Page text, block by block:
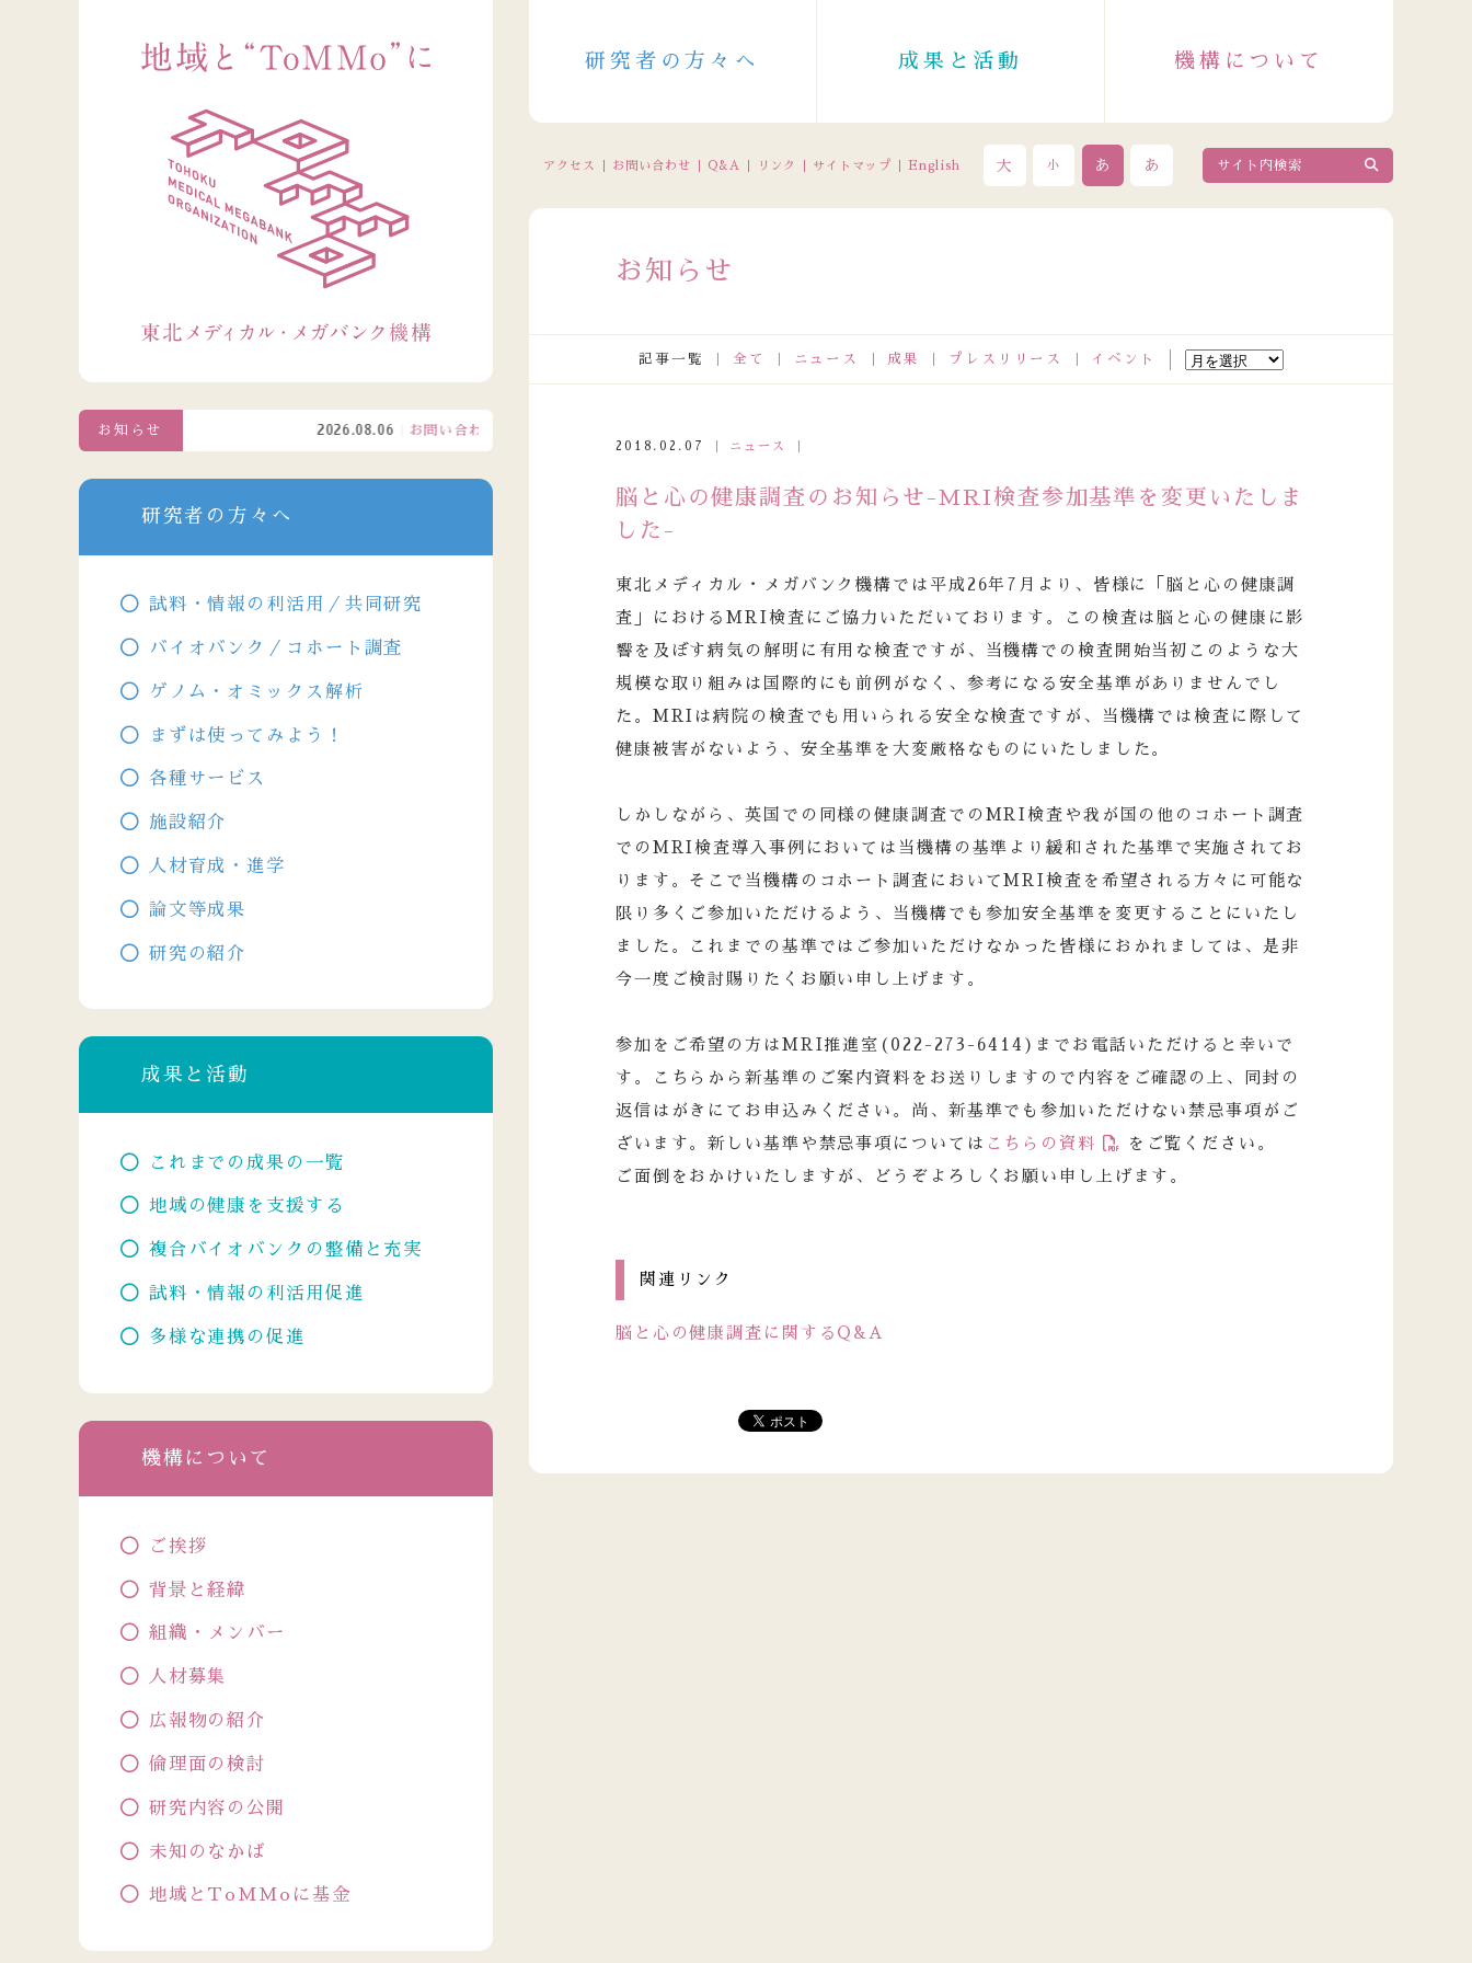
研究者の方々へ 成果と活動 機構について
アクセス お問い合わせ Q&A リンク サイトマップ English 大 小 あ あ
お知らせ
記事一覧 全て ニュース 成果 プレスリリース イベント
2018.02.07 ニュース
脳と心の健康調査のお知らせ-MRI検査参加基準を変更いたしま
した-
東北メディカル・メガバンク機構では平成26年7月より、皆様に「脳と心の健康調
査」におけるMRI検査にご協力いただいております。この検査は脳と心の健康に影
響を及ぼす病気の解明に有用な検査ですが、当機構での検査開始当初このような大
規模な取り組みは国際的にも前例がなく、参考になる安全基準がありませんでし
た。MRIは病院の検査でも用いられる安全な検査ですが、当機構では検査に際して
健康被害がないよう、安全基準を大変厳格なものにいたしました。
しかしながら、英国での同様の健康調査でのMRI検査や我が国の他のコホート調査
でのMRI検査導入事例においては当機構の基準より緩和された基準で実施されてお
ります。そこで当機構のコホート調査においてMRI検査を希望される方々に可能な
限り多くご参加いただけるよう、当機構でも参加安全基準を変更することにいたし
ました。これまでの基準ではご参加いただけなかった皆様におかれましては、是非
今一度ご検討賜りたくお願い申し上げます。
参加をご希望の方はMRI推進室(022-273-6414)までお電話いただけると幸いで
す。こちらから新基準のご案内資料をお送りしますので内容をご確認の上、同封の
返信はがきにてお申込みください。尚、新基準でも参加いただけない禁忌事項がご
ざいます。新しい基準や禁忌事項については こちらの資料
をご覧ください。
ご面倒をおかけいたしますが、どうぞよろしくお願い申し上げます。
関連リンク
脳と心の健康調査に関するQ&A
お知らせ 2026.08.06 お問い合わせ窓口電話受付の休止について（2026/8/11～8/16（一部8/10～））
研究者の方々へ
試料・情報の利活用／共同研究
バイオバンク／コホート調査
ゲノム・オミックス解析
まずは使ってみよう！
各種サービス
施設紹介
人材育成・進学
論文等成果
研究の紹介
成果と活動
これまでの成果の一覧
地域の健康を支援する
複合バイオバンクの整備と充実
試料・情報の利活用促進
多様な連携の促進
機構について
ご挨拶
背景と経緯
組織・メンバー
人材募集
広報物の紹介
倫理面の検討
研究内容の公開
未知のなかば
地域とToMMoに基金